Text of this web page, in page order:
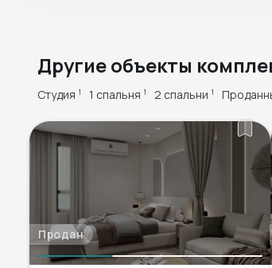
Другие объекты
Студия 1 1 спальня 1 2 спальни 1
Продан